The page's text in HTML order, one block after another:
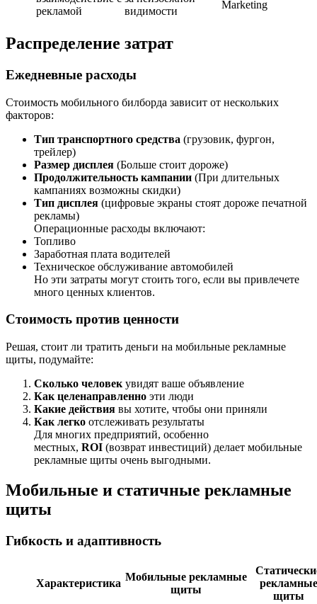
рекламой
видимости
Marketing
Распределение затрат
Ежедневные расходы
Стоимость мобильного билборда зависит от нескольких
факторов:
Тип транспортного средства (грузовик, фургон,
трейлер)
Размер дисплея (Больше стоит дороже)
Продолжительность кампании (При длительных
кампаниях возможны скидки)
Тип дисплея (цифровые экраны стоят дороже печатной
рекламы)
Операционные расходы включают:
Топливо
Заработная плата водителей
Техническое обслуживание автомобилей
Но эти затраты могут стоить того, если вы привлечете
много ценных клиентов.
Стоимость против ценности
Решая, стоит ли тратить деньги на мобильные рекламные
щиты, подумайте:
Сколько человек увидят ваше объявление
Как целенаправленно эти люди
Какие действия вы хотите, чтобы они приняли
Как легко отслеживать результаты
Для многих предприятий, особенно
местных, ROI (возврат инвестиций) делает мобильные
рекламные щиты очень выгодными.
Мобильные и статичные рекламные
щиты
Гибкость и адаптивность
Характеристика
Мобильные рекламные
щиты
рекламные
щиты